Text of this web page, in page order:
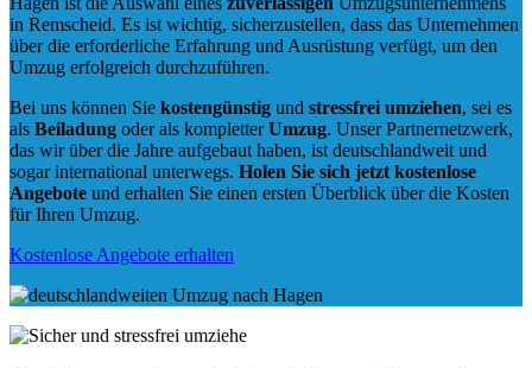
in Remscheid. Es ist wichtig, sicherzustellen, dass das Unternehmen
über die erforderliche Erfahrung und Ausrüstung verfügt, um den
Umzug erfolgreich durchzuführen.
Bei uns können Sie kostengünstig und stressfrei umziehen, sei es
als Beiladung oder als kompletterUmzug. Unser Partnernetzwerk,
das wir über die Jahre aufgebaut haben, ist deutschlandweit und
sogar international unterwegs. Holen Sie sich jetzt kostenlose
Angebote und erhalten Sie einen ersten Überblick über die Kosten
für Ihren Umzug.
Kostenlose Angebote erhalten